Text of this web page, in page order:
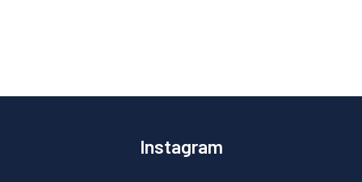
Instagram